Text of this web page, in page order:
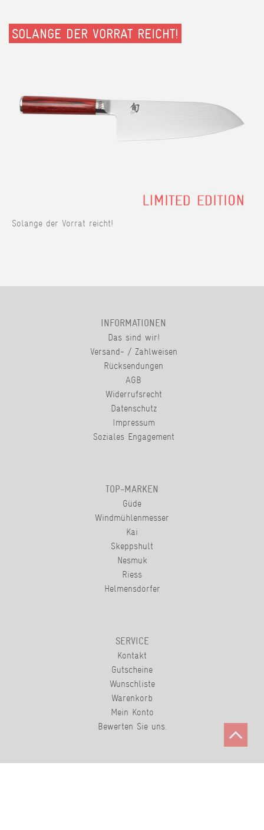
SOLANGE DER VORRAT REICHT!
Solange der Vorrat reicht!
INFORMATIONEN
Das sind wir!
Versand- / Zahlweisen
Rücksendungen
AGB
Widerrufsrecht
Datenschutz
Impressum
Soziales Engagement
TOP-MARKEN
Güde
Windmühlenmesser
Kai
Skeppshult
Nesmuk
Riess
Helmensdorfer
SERVICE
Kontakt
Gutscheine
Wunschliste
Warenkorb
Mein Konto
Bewerten Sie uns.